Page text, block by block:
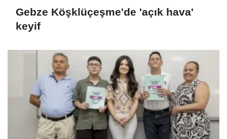
Gebze Köşklüçeşme'de 'açık hava'
keyif